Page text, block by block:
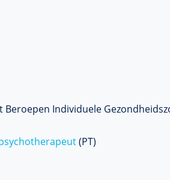
Individuele
(PT)